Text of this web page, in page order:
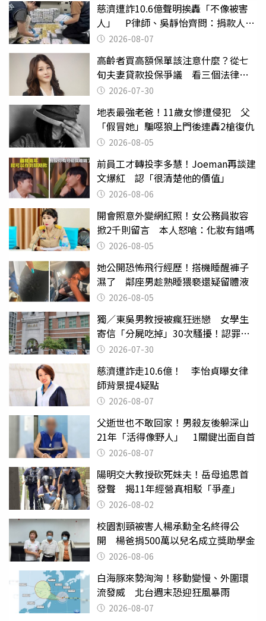
慈濟遭詐10.6億聲明挨轟「不像被害
人」 P律師、吳靜怡齊問：捐款人有
權知道真相
2026-08-07
高齡者買高額保單該注意什麼？從七
旬夫妻貸款投保爭議 看三個法律關
鍵 2026-07-30
地表最強老爸！11歲女慘遭侵犯 父
「假冒她」騙噁狼上門後連轟2槍復仇
2026-08-05
前員工才轉投李多慧！Joeman再談建
文爆紅 認「很清楚他的價值」
2026-08-06
開會照意外變網紅照！女公務員妝容
掀2千則留言 本人怒嗆：化妝有錯嗎
2026-08-05
她公開恐怖飛行經歷！搭機睡醒褲子
濕了 鄰座男趁熟睡猥褻還疑留體液
2026-08-05
獨／東吳男教授被瘋狂迷戀 女學生
寄信「分屍吃掉」30次騷擾！認罪免
關 2026-07-30
慈濟遭詐走10.6億！ 李怡貞曝女律
師背景提4疑點
2026-08-07
父逝世也不敢回家！男殺友後躲深山
21年「活得像野人」 1關鍵出面自首
2026-08-07
陽明交大教授砍死妹夫！岳母追思首
發聲 揭11年經營真相駁「爭產」
2026-08-02
校園割頸被害人楊承勳全名終得公
開 楊爸捐500萬以兒名成立獎助學金
2026-08-06
白海豚來勢洶洶！移動變慢、外圍環
流發威 北台週末恐迎狂風暴雨
2026-08-07